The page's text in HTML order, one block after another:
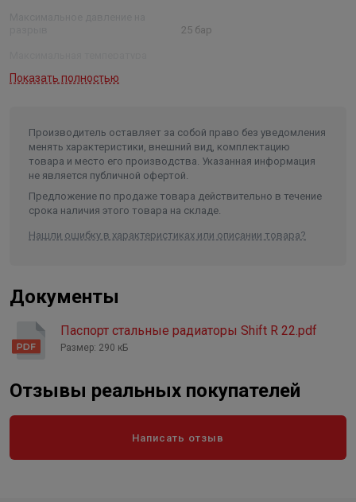
радиатора для ручной уборки и дезинфекции позволяет
гигиеническими требованиями.
Двухслойное порошковое покрытие обеспечивает
повышенную стойкость красочного слоя. Покрытие
обладает высокой устойчивостью к воздействию
ультрафиолетовых лучей и перепадам температур.
25 бар
Показать полностью
Производитель оставляет за собой право без уведомления
менять характеристики, внешний вид, комплектацию
товара и место его производства. Указанная информация
не является публичной офертой.
Предложение по продаже товара действительно в течение
срока наличия этого товара на складе.
Нашли ошибку в характеристиках или описании товара?
Документы
Паспорт стальные радиаторы Shift R 22.pdf
Размер: 290 кБ
Отзывы реальных покупателей
Написать отзыв